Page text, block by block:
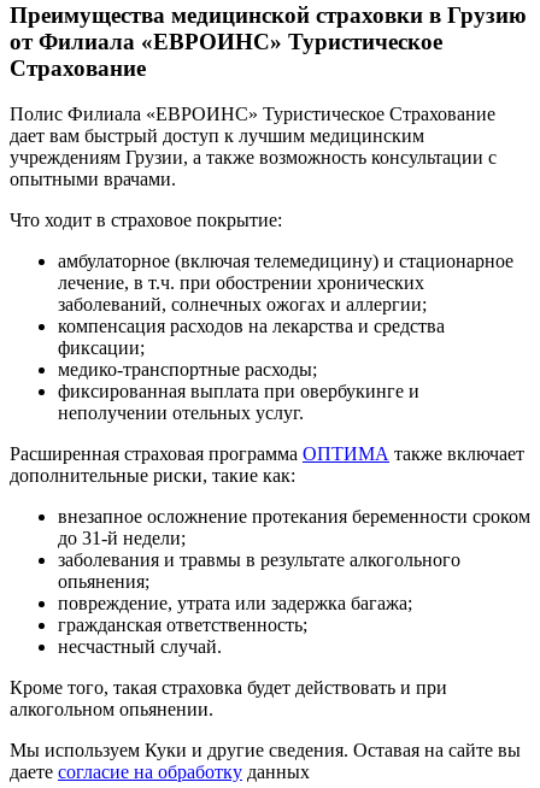
Преимущества медицинской страховки в Грузию
от Филиала «ЕВРОИНС» Туристическое
Страхование
Полис Филиала «ЕВРОИНС» Туристическое Страхование
дает вам быстрый доступ к лучшим медицинским
учреждениям Грузии, а также возможность консультации с
опытными врачами.
Что ходит в страховое покрытие:
амбулаторное (включая телемедицину) и стационарное
лечение, в т.ч. при обострении хронических
заболеваний, солнечных ожогах и аллергии;
компенсация расходов на лекарства и средства
фиксации;
медико-транспортные расходы;
фиксированная выплата при овербукинге и
неполучении отельных услуг.
Расширенная страховая программа ОПТИМА также включает
дополнительные риски, такие как:
внезапное осложнение протекания беременности сроком
до 31-й недели;
заболевания и травмы в результате алкогольного
опьянения;
повреждение, утрата или задержка багажа;
гражданская ответственность;
несчастный случай.
Кроме того, такая страховка будет действовать и при
алкогольном опьянении.
Мы используем Куки и другие сведения. Оставая на сайте вы
даете согласие на обработку данных